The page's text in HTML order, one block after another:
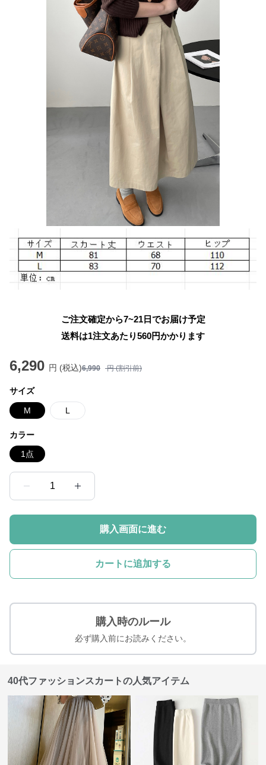
ご注文確定から7~21日でお届け予定
送料は1注文あたり560円かかります
6,290 円 (税込)6,990 円 (割引前)
サイズ
M L
カラー
1点
1
購入画面に進む
カートに追加する
購入時のルール
必ず購入前にお読みください。
40代ファッションスカートの人気アイテム